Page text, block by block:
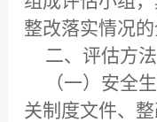
整改落实情况的
二、评估方法
（一）安全
关制度文件、